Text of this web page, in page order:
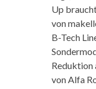
Up
von
B-Tech
Reduktion
von Alfa